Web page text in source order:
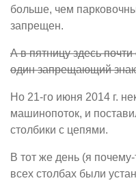
больше, чем
запрещен.
А в пятницу здесь
один запрещающий
Но 21-го июня 2014 г.
машинопоток, и
столбики с цепями.
В тот же день (я
всех столбах были